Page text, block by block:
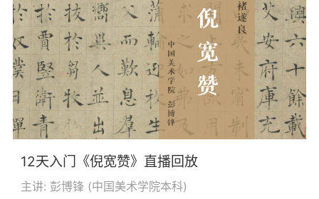
12天入门《倪宽赞》直播回放
主讲: 彭博锋 (中国美术学院本科)